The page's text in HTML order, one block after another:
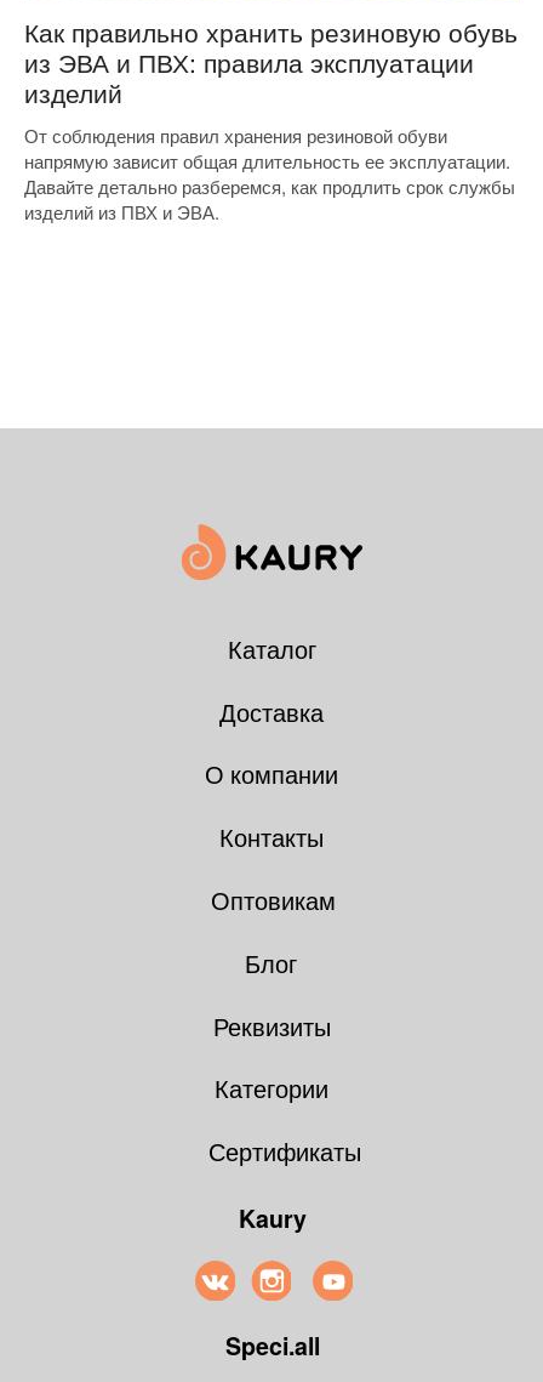
Как правильно хранить резиновую обувь
из ЭВА и ПВХ: правила эксплуатации
изделий
От соблюдения правил хранения резиновой обуви
напрямую зависит общая длительность ее эксплуатации.
Давайте детально разберемся, как продлить срок службы
изделий из ПВХ и ЭВА.